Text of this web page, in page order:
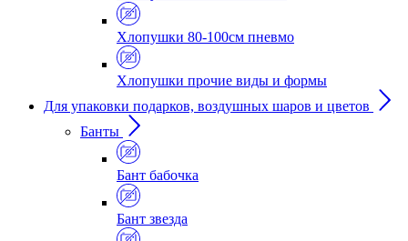
Хлопушки 80-100см пневмо
Хлопушки прочие виды и формы
Для упаковки подарков, воздушных шаров и цветов
Банты
Бант бабочка
Бант звезда